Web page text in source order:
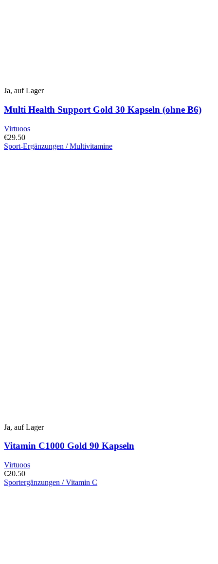
Ja, auf Lager
Multi Health Support Gold 30 Kapseln (ohne B6)
Virtuoos
€29.50
Sport-Ergänzungen / Multivitamine
Ja, auf Lager
Vitamin C1000 Gold 90 Kapseln
Virtuoos
€20.50
Sportergänzungen / Vitamin C